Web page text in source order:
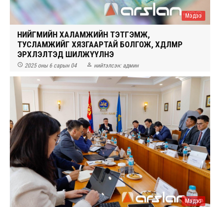
Мэдээ
НИЙГМИЙН ХАЛАМЖИЙН ТЭТГЭМЖ,
ТУСЛАМЖИЙГ ХЯЗГААРТАЙ БОЛГОЖ, ХӨДӨЛМӨР
ЭРХЛЭЛТЭД ШИЛЖҮҮЛНЭ
 2025 оны 6 сарын 04  нийтэлсэн: админ
Мэдээ